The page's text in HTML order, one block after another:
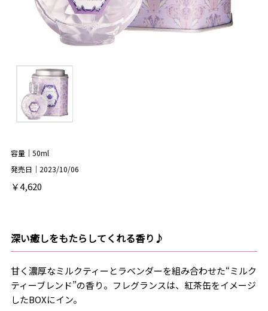
容量｜50ml
発売日｜2023/10/06
￥4,620
深い癒しをもたらしてくれる香り♪
甘く濃厚なミルクティーとラベンダーを組み合わせた“ミルク
ティーブレンド”の香り。フレグランスは、紅茶缶をイメージ
したBOXにイン。